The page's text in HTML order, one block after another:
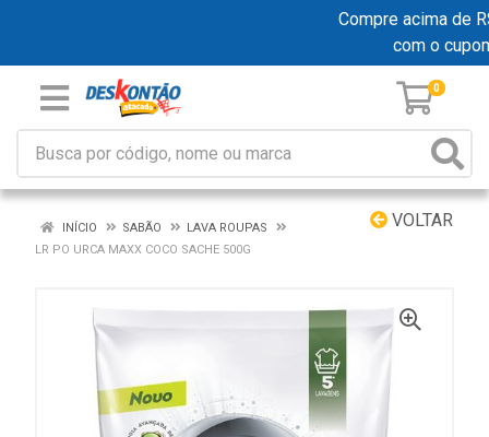
Compre acima de
com o
0
VOLTAR
INÍCIO SABÃO
LAVA ROUPAS
LR PO URCA MAXX COCO SACHE 500G